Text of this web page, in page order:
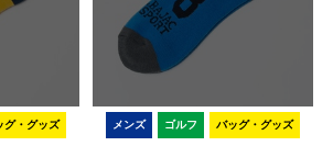
グ・グッズ メンズ ゴルフ バッグ・グッズ